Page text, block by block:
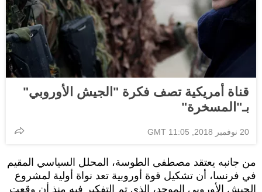
قناة أمريكية تصف فكرة "الجيش الأوروبي"
بـ"المسخرة"
20 نوفمبر 2018, 11:05 GMT
من جانبه يعتقد مصطفى الطوسة، المحلل السياسي المقيم
في فرنسا، أن تشكيل قوة أوروبية تعد نواة أولية لمشروع
الجيش الأوروبي الموحد، الذي تم التفكير فيه منذ أن وقعت